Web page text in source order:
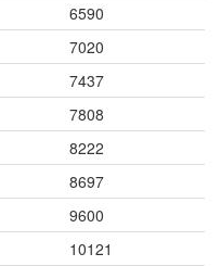
6590
7020
7437
7808
8222
8697
9600
10121